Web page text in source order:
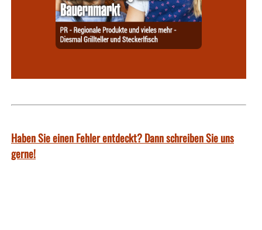
Haben Sie einen Fehler entdeckt? Dann schreiben Sie uns
gerne!